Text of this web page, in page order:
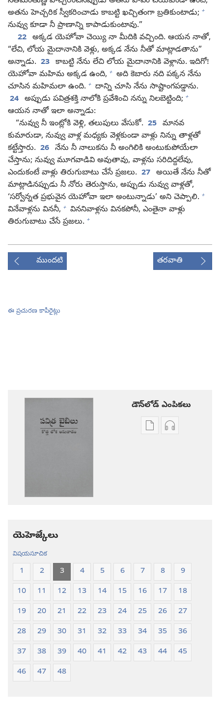
అతను హెచ్చరిక స్వీకరించాడు కాబట్టి ఖచ్చితంగా బ్రతికుంటాడు; +
నువ్వు కూడా నీ ప్రాణాన్ని కాపాడుకుంటావు.”
22 అక్కడ యెహోవా చెయ్యి నా మీదికి వచ్చింది. ఆయన నాతో,
“లేచి, లోయ మైదానానికి వెళ్లు, అక్కడ నేను నీతో మాట్లాడతాను”
అన్నాడు. 23 కాబట్టి నేను లేచి లోయ మైదానానికి వెళ్లాను. ఇదిగో!
యెహోవా మహిమ అక్కడ ఉంది, + అది కెబారు నది పక్కన నేను
చూసిన మహిమలా ఉంది. + దాన్ని చూసి నేను సాష్టాంగపడ్డాను.
24 అప్పుడు పవిత్రశక్తి నాలోకి ప్రవేశించి నన్ను నిలబెట్టింది; +
ఆయన నాతో ఇలా అన్నాడు:
“నువ్వు నీ ఇంట్లోకి వెళ్లి, తలుపులు వేసుకో. 25 మానవ
కుమారుడా, నువ్వు వాళ్ల మధ్యకు వెళ్లకుండా వాళ్లు నిన్ను తాళ్లతో
కట్టేస్తారు. 26 నేను నీ నాలుకను నీ అంగిలికి అంటుకుపోయేలా
చేస్తాను; నువ్వు మూగవాడివి అవుతావు, వాళ్లను సరిదిద్దలేవు,
ఎందుకంటే వాళ్లు తిరుగుబాటు చేసే ప్రజలు. 27 అయితే నేను నీతో
మాట్లాడినప్పుడు నీ నోరు తెరుస్తాను, అప్పుడు నువ్వు వాళ్లతో,
‘సర్వోన్నత ప్రభువైన యెహోవా ఇలా అంటున్నాడు’ అని చెప్పాలి. +
వినేవాళ్లను విననీ, + విననివాళ్లను వినకపోనీ, ఎంతైనా వాళ్లు
తిరుగుబాటు చేసే ప్రజలు. +
ముందటి తరవాతి
ఈ ప్రచురణ కాపీరైట్లు
డౌన్‌లోడ్‌ ఎంపికలు
ప్రచురణలఆడియో
యెహెజ్కేలు
విషయసూచిక
1 2 3 4 5 6 7 8
9
10
11 12 13 14 15 16 17
18
19
20 21 22 23 24 25 26
27
28
29 30 31 32 33 34 35
36
37
38 39 40 41 42 43 44
45
46
47 48